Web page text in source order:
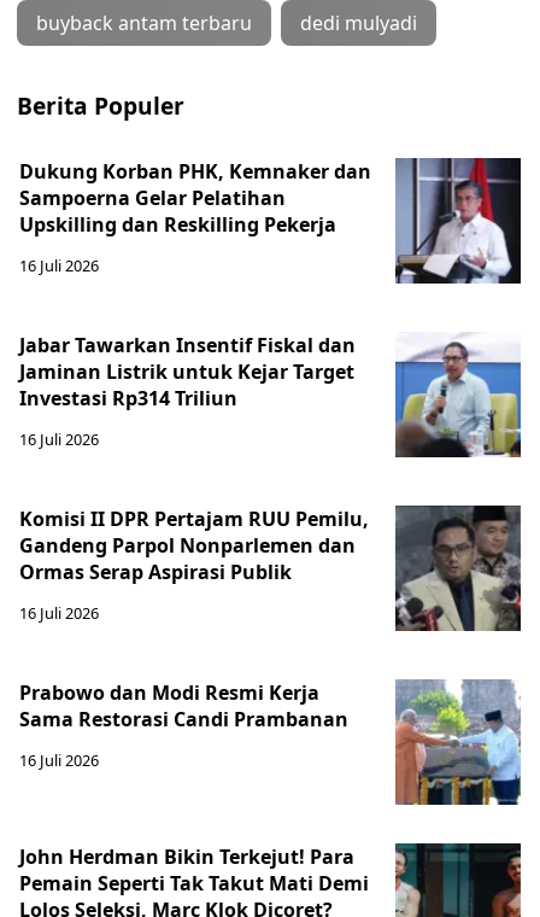
buyback antam terbaru dedi mulyadi
Berita Populer
Dukung Korban PHK, Kemnaker dan
Sampoerna Gelar Pelatihan
Upskilling dan Reskilling Pekerja
16 Juli 2026
Jabar Tawarkan Insentif Fiskal dan
Jaminan Listrik untuk Kejar Target
Investasi Rp314 Triliun
16 Juli 2026
Komisi II DPR Pertajam RUU Pemilu,
Gandeng Parpol Nonparlemen dan
Ormas Serap Aspirasi Publik
16 Juli 2026
Prabowo dan Modi Resmi Kerja
Sama Restorasi Candi Prambanan
16 Juli 2026
John Herdman Bikin Terkejut! Para
Pemain Seperti Tak Takut Mati Demi
Lolos Seleksi, Marc Klok Dicoret?